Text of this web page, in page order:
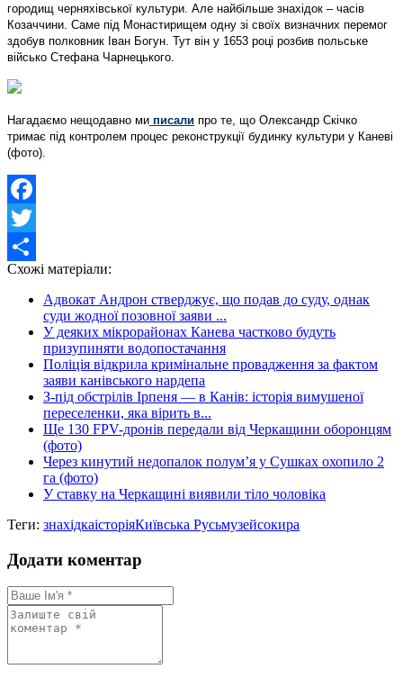
городищ черняхівської культури. Але найбільше знахідок – часів
Козаччини. Саме під Монастирищем одну зі своїх визначних перемог
здобув полковник Іван Богун. Тут він у 1653 році розбив польське
військо Стефана Чарнецького.
Нагадаємо нещодавно ми писали про те, що Олександр Скічко
тримає під контролем процес реконструкції будинку культури у Каневі
(фото).
Facebook
Twitter
Share
Схожі матеріали:
Адвокат Андрон стверджує, що подав до суду, однак
суди жодної позовної заяви ...
У деяких мікрорайонах Канева частково будуть
призупиняти водопостачання
Поліція відкрила кримінальне провадження за фактом
заяви канівського нардепа
З-під обстрілів Ірпеня — в Канів: історія вимушеної
переселенки, яка вірить в...
Ще 130 FPV-дронів передали від Черкащини оборонцям
(фото)
Через кинутий недопалок полум’я у Сушках охопило 2
га (фото)
У ставку на Черкащині виявили тіло чоловіка
Теги: знахідкаісторіяКиївська Русьмузейсокира
Додати коментар